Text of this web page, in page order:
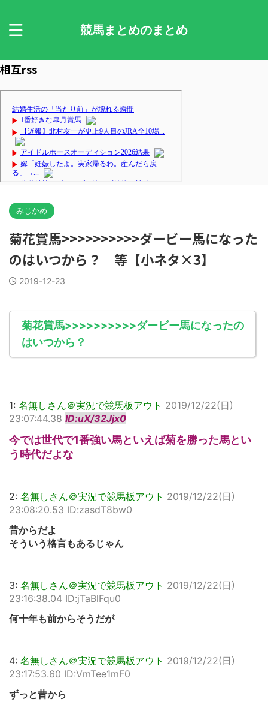
競馬まとめのまとめ
相互rss
みじかめ
菊花賞馬>>>>>>>>>>ダービー馬になった
のはいつから？ 等【小ネタ×3】
2019-12-23
菊花賞馬>>>>>>>>>>ダービー馬になったの
はいつから？
1: 名無しさん＠実況で競馬板アウト 2019/12/22(日)
23:07:44.38 ID:uX/32Jjx0
今では世代で1番強い馬といえば菊を勝った馬とい
う時代だよな
2: 名無しさん＠実況で競馬板アウト 2019/12/22(日)
23:08:20.53 ID:zasdT8bw0
昔からだよ
そういう格言もあるじゃん
3: 名無しさん＠実況で競馬板アウト 2019/12/22(日)
23:16:38.04 ID:jTaBlFqu0
何十年も前からそうだが
4: 名無しさん＠実況で競馬板アウト 2019/12/22(日)
23:17:53.60 ID:VmTee1mF0
ずっと昔から